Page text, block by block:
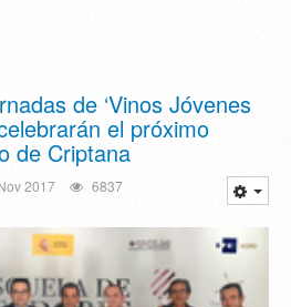
de ‘Vinos Jóvenes
el próximo
de Criptana
2017 6837